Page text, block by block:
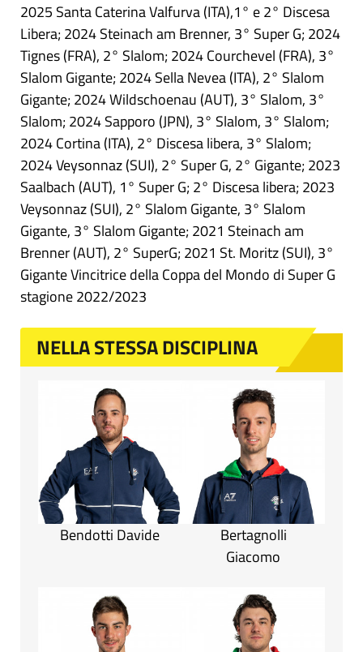
2025 Santa Caterina Valfurva (ITA),1° e 2° Discesa
Libera; 2024 Steinach am Brenner, 3° Super G; 2024
Tignes (FRA), 2° Slalom; 2024 Courchevel (FRA), 3°
Slalom Gigante; 2024 Sella Nevea (ITA), 2° Slalom
Gigante; 2024 Wildschoenau (AUT), 3° Slalom, 3°
Slalom; 2024 Sapporo (JPN), 3° Slalom, 3° Slalom;
2024 Cortina (ITA), 2° Discesa libera, 3° Slalom;
2024 Veysonnaz (SUI), 2° Super G, 2° Gigante; 2023
Saalbach (AUT), 1° Super G; 2° Discesa libera; 2023
Veysonnaz (SUI), 2° Slalom Gigante, 3° Slalom
Gigante, 3° Slalom Gigante; 2021 Steinach am
Brenner (AUT), 2° SuperG; 2021 St. Moritz (SUI), 3°
Gigante Vincitrice della Coppa del Mondo di Super G
stagione 2022/2023
NELLA STESSA DISCIPLINA
Bendotti Davide
Bertagnolli
Giacomo